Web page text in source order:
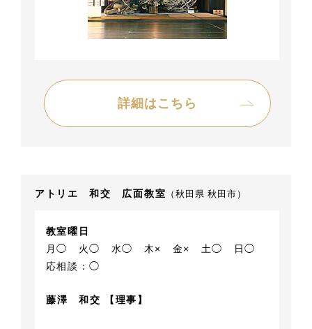
詳細はこちら
アトリエ 和交 広面教室 （秋田県 秋田市）
教室曜日
月◯
火◯ 水◯ 木× 金× 土◯
日◯
応相談：◯
藤澤 和交 【理事】